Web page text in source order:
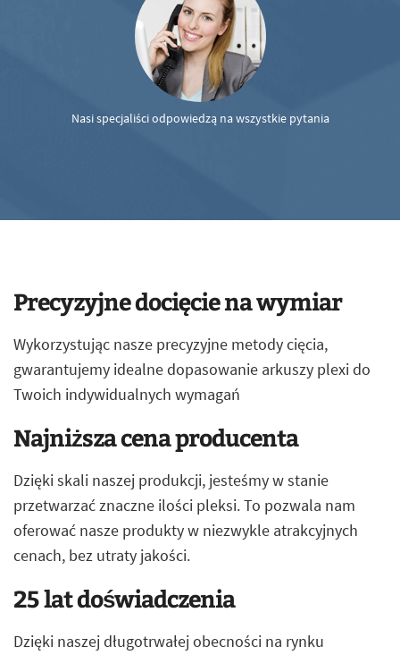
Nasi specjaliści odpowiedzą na wszystkie pytania
Precyzyjne docięcie na wymiar
Wykorzystując nasze precyzyjne metody cięcia,
gwarantujemy idealne dopasowanie arkuszy plexi do
Twoich indywidualnych wymagań
Najniższa cena producenta
Dzięki skali naszej produkcji, jesteśmy w stanie
przetwarzać znaczne ilości pleksi. To pozwala nam
oferować nasze produkty w niezwykle atrakcyjnych
cenach, bez utraty jakości.
25 lat doświadczenia
Dzięki naszej długotrwałej obecności na rynku